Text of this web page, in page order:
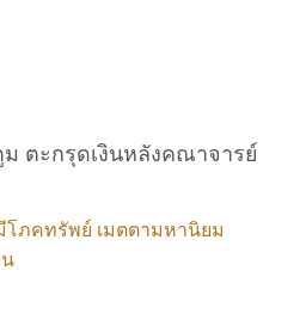
ตะกรุดเงินหลังคณาจารย์
โภคทรัพย์ เมตตามหานิยม